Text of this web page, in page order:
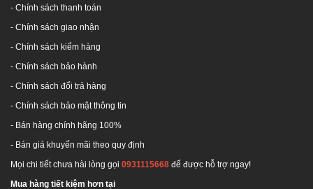
- Chính sách thanh toán
- Chính sách giao nhận
- Chính sách kiểm hàng
- Chính sách bảo hành
- Chính sách đổi trả hàng
- Chính sách bảo mật thông tin
- Bán hàng chính hãng 100%
- Bán giá khuyến mãi theo quy định
Mọi chi tiết chưa hài lòng gọi 0931115668 để được hỗ trợ ngay!
Mua hàng tiết kiệm hơn tại